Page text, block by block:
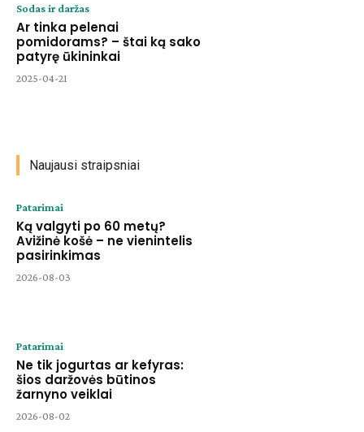
Sodas ir daržas
Ar tinka pelenai
pomidorams? – štai ką sako
patyrę ūkininkai
2025-04-21
Naujausi straipsniai
Patarimai
Ką valgyti po 60 metų?
Avižinė košė – ne vienintelis
pasirinkimas
2026-08-03
Patarimai
Ne tik jogurtas ar kefyras:
šios daržovės būtinos
žarnyno veiklai
2026-08-02